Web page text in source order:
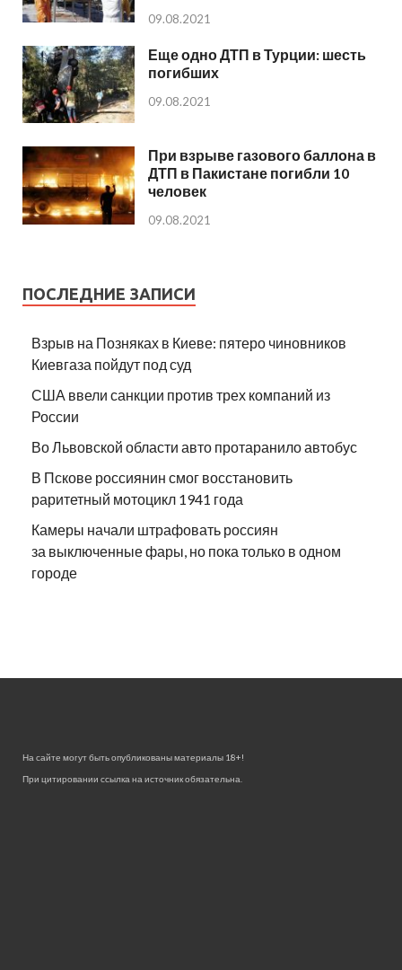
09.08.2021
Еще одно ДТП в Турции: шесть
погибших
09.08.2021
При взрыве газового баллона в
ДТП в Пакистане погибли 10
человек
09.08.2021
ПОСЛЕДНИЕ ЗАПИСИ
Взрыв на Позняках в Киеве: пятеро чиновников
Киевгаза пойдут под суд
США ввели санкции против трех компаний из
России
Во Львовской области авто протаранило автобус
В Пскове россиянин смог восстановить
раритетный мотоцикл 1941 года
Камеры начали штрафовать россиян
за выключенные фары, но пока только в одном
городе
На сайте могут быть опубликованы материалы 18+!
При цитировании ссылка на источник обязательна.